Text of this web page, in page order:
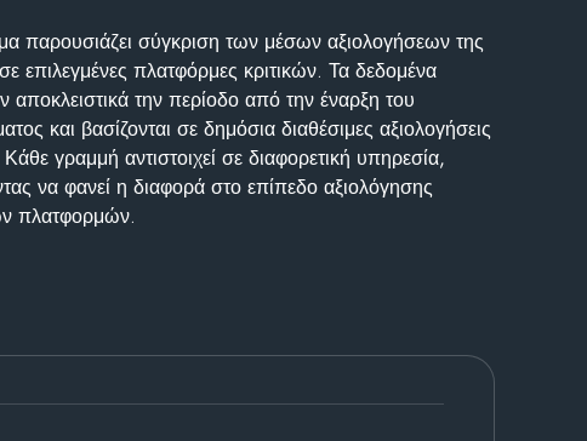
παρουσιάζει σύγκριση των μέσων αξιολογήσεων της
σε επιλεγμένες πλατφόρμες κριτικών. Τα δεδομένα
αποκλειστικά την περίοδο από την έναρξη του
και βασίζονται σε δημόσια διαθέσιμες αξιολογήσεις
γραμμή αντιστοιχεί σε διαφορετική υπηρεσία,
να φανεί η διαφορά στο επίπεδο αξιολόγησης
πλατφορμών.